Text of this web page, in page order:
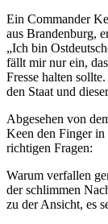
Ein Commander
aus Brandenburg,
„Ich bin
fällt mir nur ein,
Fresse halten
den Staat und
Abgesehen von
Keen den Finger
richtigen Fragen:
Warum verfallen
der schlimmen
zu der Ansicht, es